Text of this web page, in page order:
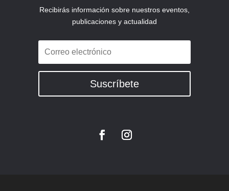
Recibirás información sobre nuestros eventos,
publicaciones y actualidad
Suscríbete